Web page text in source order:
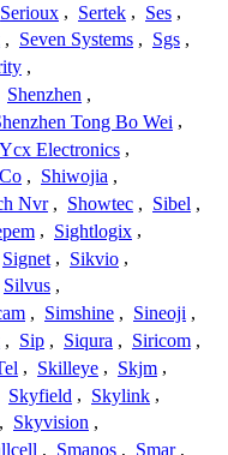
Serioux , Sertek , Ses ,
, Seven Systems , Sgs ,
,
Shenzhen ,
Tong Bo Wei ,
Electronics ,
, Shiwojia ,
Nvr , Showtec , Sibel ,
, Sightlogix ,
Signet , Sikvio ,
Silvus ,
, Simshine , Sineoji ,
, Sip , Siqura , Siricom ,
, Skilleye , Skjm ,
Skyfield , Skylink ,
, Skyvision ,
, Smanos , Smar ,